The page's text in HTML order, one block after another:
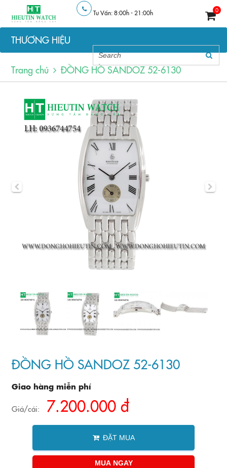
Tư Vấn: 8:00h - 21:00h 0
THƯƠNG HIỆU
Trang chủ ĐỒNG HỒ SANDOZ 52-6130
ĐỒNG HỒ SANDOZ 52-6130
Giao hàng miễn phí
Giá/cái: 7.200.000 đ
ĐẶT MUA
MUA NGAY